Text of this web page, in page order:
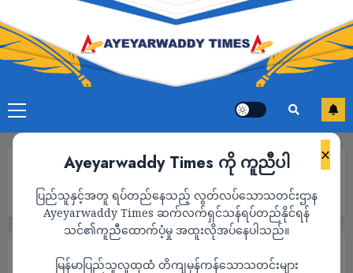
×
Ayeyarwaddy Times ကို ကူညီပါ
ပြည်သူနှင့်အတူ ရပ်တည်နေသည့် လွတ်လပ်သောသတင်းဌာန
Ayeyarwaddy Times ဆက်လက်ရှင်သန်ရပ်တည်နိုင်ရန်
သင်၏ကူညီထောက်ပံ့မှု အထူးလိုအပ်နေပါသည်။
မြန်မာပြည်သူလူထုထံ တိကျမှန်ကန်သောသတင်းများ